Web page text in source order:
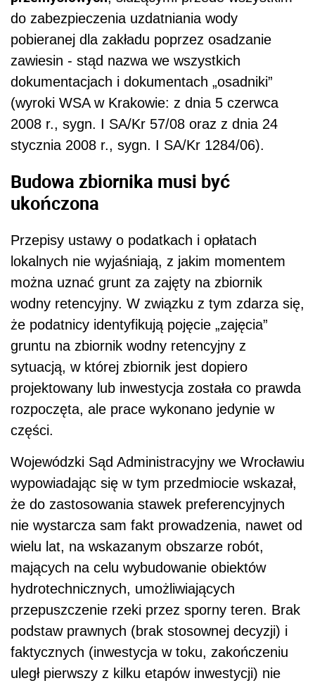
do zabezpieczenia uzdatniania wody
pobieranej dla zakładu poprzez osadzanie
zawiesin - stąd nazwa we wszystkich
dokumentacjach i dokumentach „osadniki”
(wyroki WSA w Krakowie: z dnia 5 czerwca
2008 r., sygn. I SA/Kr 57/08 oraz z dnia 24
stycznia 2008 r., sygn. I SA/Kr 1284/06).
Budowa zbiornika musi być
ukończona
Przepisy ustawy o podatkach i opłatach
lokalnych nie wyjaśniają, z jakim momentem
można uznać grunt za zajęty na zbiornik
wodny retencyjny. W związku z tym zdarza się,
że podatnicy identyfikują pojęcie „zajęcia”
gruntu na zbiornik wodny retencyjny z
sytuacją, w której zbiornik jest dopiero
projektowany lub inwestycja została co prawda
rozpoczęta, ale prace wykonano jedynie w
części.
Wojewódzki Sąd Administracyjny we Wrocławiu
wypowiadając się w tym przedmiocie wskazał,
że do zastosowania stawek preferencyjnych
nie wystarcza sam fakt prowadzenia, nawet od
wielu lat, na wskazanym obszarze robót,
mających na celu wybudowanie obiektów
hydrotechnicznych, umożliwiających
przepuszczenie rzeki przez sporny teren. Brak
podstaw prawnych (brak stosownej decyzji) i
faktycznych (inwestycja w toku, zakończeniu
uległ pierwszy z kilku etapów inwestycji) nie